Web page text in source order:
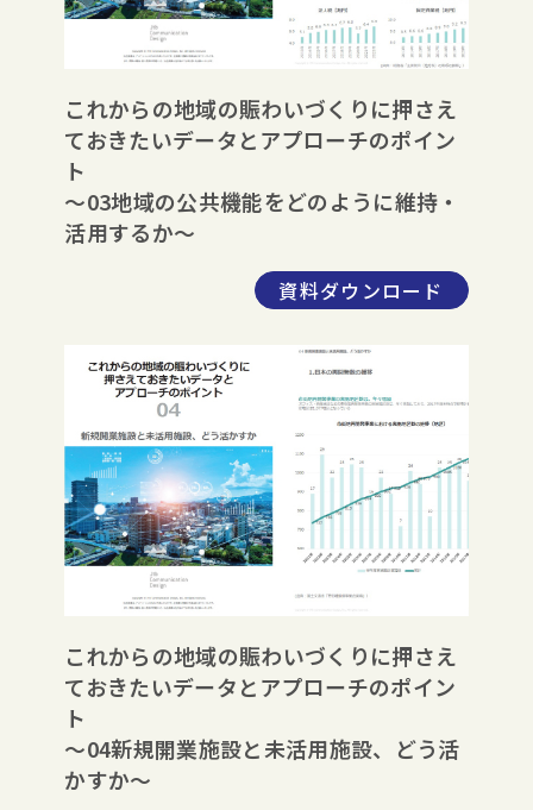
これからの地域の賑わいづくりに押さえ
ておきたいデータとアプローチのポイン
ト
～03地域の公共機能をどのように維持・
活用するか～
資料ダウンロード
これからの地域の賑わいづくりに押さえ
ておきたいデータとアプローチのポイン
ト
～04新規開業施設と未活用施設、どう活
かすか～